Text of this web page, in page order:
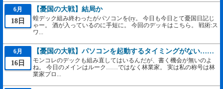
6月
18日
【憂国の大戦】結局か
蝗デック組み終わったがパソコンを(ry。 今日も今日とて憂国日記じ
ゃー。 酒が入っているのに手短に。 今回のデッキはこちら。 戦術:ス
ワ...
6月
16日
【憂国の大戦】パソコンを起動するタイミングがない……
モンコレのデックも組み直してはいるんだが、書く機会が無いのよ
ね。 今日のメインはルーク……ではなく林業家。 実は私の称号は林
業家プロ...